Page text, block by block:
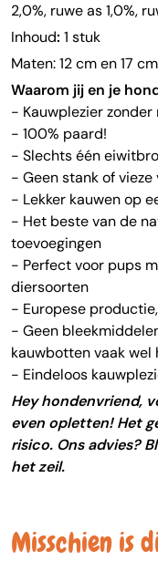
2,0%, ruwe as 1,0%,
Inhoud: 1 stuk
Maten: 12 cm en 17 cm
Waarom jij en je
- Kauwplezier zonder
- 100% paard!
- Slechts één
- Geen stank of vieze
- Lekker kauwen op
- Het beste van de
toevoegingen
- Perfect voor pups
diersoorten
- Europese
- Geen
kauwbotten vaak wel
- Eindeloos
Hey hondenvriend,
even opletten! Het
risico. Ons advies?
het zeil.
Misschien is